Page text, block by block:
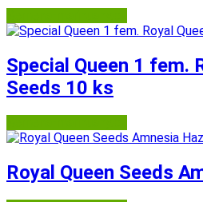
Special Queen 1 fem.
Seeds 10 ks
Royal Queen Seeds